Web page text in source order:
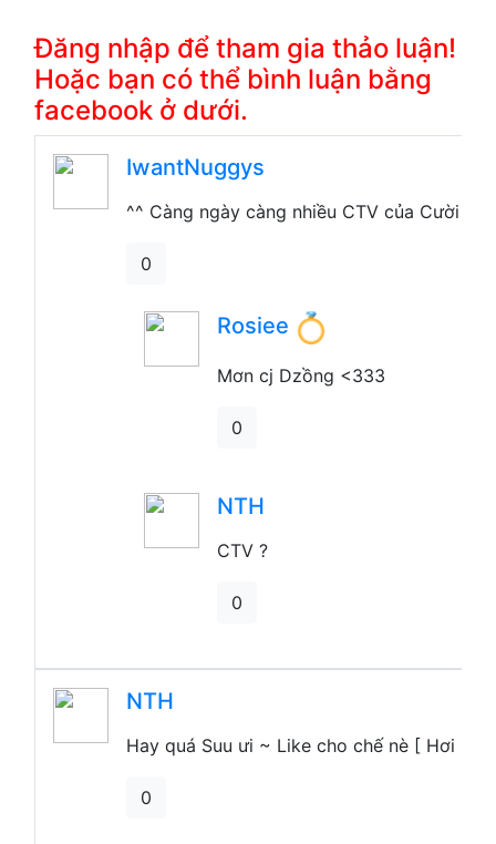
Đăng nhập để tham gia thảo luận!
Hoặc bạn có thể bình luận bằng
facebook ở dưới.
IwantNuggys
^^ Càng ngày càng nhiều CTV của Cười
0
Rosiee
Mơn cj Dzồng <333
0
CTV ?
0
Hay quá Suu ưi ~ Like cho chế nè [ Hơi
0